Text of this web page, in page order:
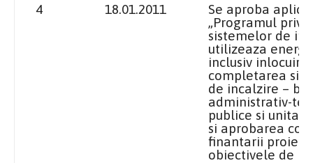
4 18.01.2011
Se aproba
„Programul
sistemelor de
utilizeaza
inclusiv
completarea
de incalzire –
administrativ-
publice si unitati
si aprobarea
finantarii
obiectivele de